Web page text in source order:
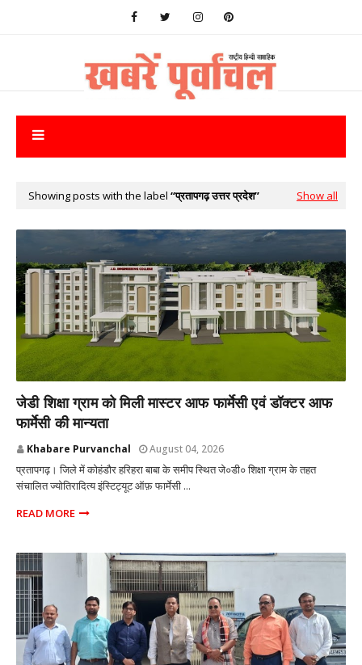
Showing posts with the label प्रतापगढ़ उत्तर प्रदेश Show all
जेडी शिक्षा ग्राम को मिली मास्टर आफ फार्मेसी एवं डॉक्टर आफ
फार्मेसी की मान्यता
Khabare Purvanchal August 04, 2026
प्रतापगढ़। जिले में कोहंडौर हरिहरा बाबा के समीप स्थित जे०डी० शिक्षा ग्राम के तहत
संचालित ज्योतिरादित्य इंस्टिट्यूट ऑफ़ फार्मेसी ...
READ MORE